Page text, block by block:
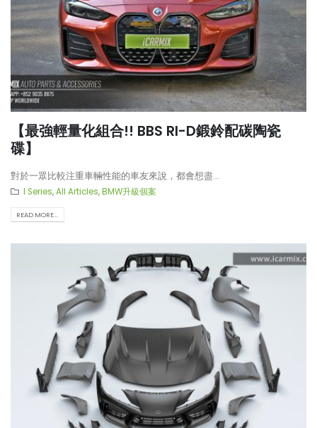
【最強輕量化組合!! BBS RI-D鍛鈴配碳陶瓷
碟】
對於一眾比較注重車輛性能的車友來說，都會想盡...
I Series,All Articles,BMW升級個案
READ MORE...